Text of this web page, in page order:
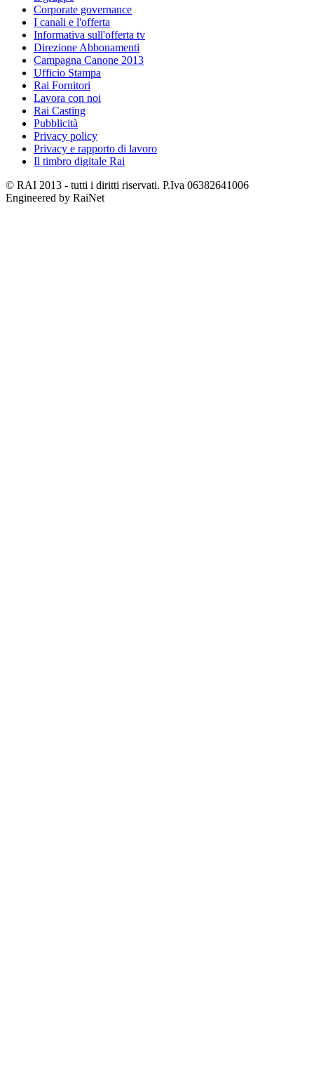
Corporate governance
I canali e l'offerta
Informativa sull'offerta tv
Direzione Abbonamenti
Campagna Canone 2013
Ufficio Stampa
Rai Fornitori
Lavora con noi
Rai Casting
Pubblicità
Privacy policy
Privacy e rapporto di lavoro
Il timbro digitale Rai
© RAI 2013 - tutti i diritti riservati. P.Iva 06382641006
Engineered by RaiNet